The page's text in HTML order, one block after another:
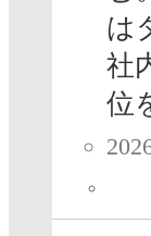
は
社
位